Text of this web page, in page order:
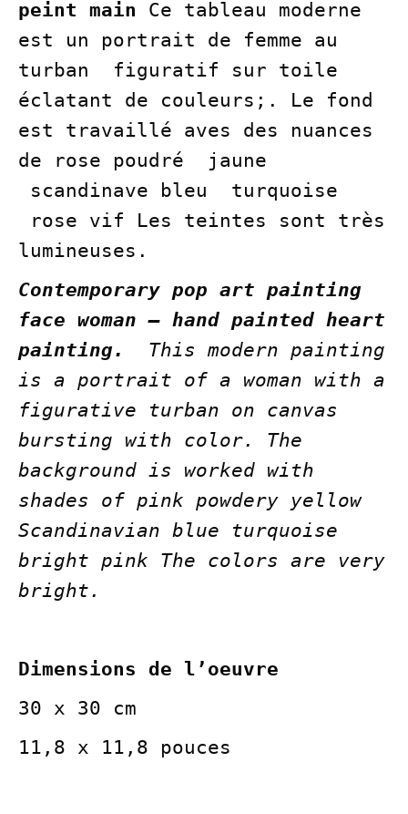
peint main Ce tableau moderne
est un portrait de femme au
turban figuratif sur toile
éclatant de couleurs;. Le fond
est travaillé aves des nuances
de rose poudré jaune
scandinave bleu turquoise
rose vif Les teintes sont très
lumineuses.
Contemporary pop art painting
face woman – hand painted heart
painting.
This modern painting
is a portrait of a woman with a
figurative turban on canvas
bursting with color. The
background is worked with
shades of pink powdery yellow
Scandinavian blue turquoise
bright pink The colors are very
bright.
Dimensions de l’oeuvre
30 x 30 cm
11,8 x 11,8 pouces